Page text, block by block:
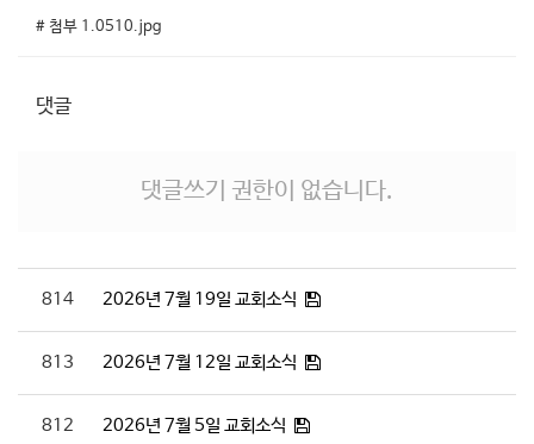
# 첨부 1.0510.jpg
댓글
댓글쓰기 권한이 없습니다.
814 2026년 7월 19일 교회소식
813 2026년 7월 12일 교회소식
812 2026년 7월 5일 교회소식